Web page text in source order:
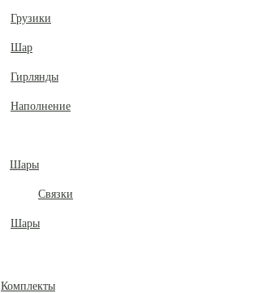
Грузики
Шар
Гирлянды
Наполнение
Шары
Связки
Шары
Комплекты